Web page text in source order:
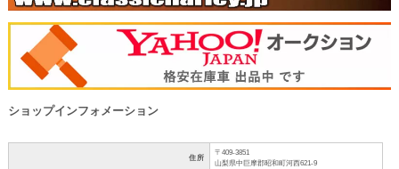
ショップインフォメーション
住所
〒409-3851
山梨県中巨摩郡昭和町河西621-9